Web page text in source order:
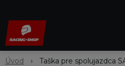
Úvod Taška pre spolujazdca